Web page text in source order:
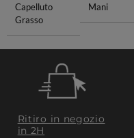
Capelluto
Grasso
Mani
Ritiro in negozio
in 2H